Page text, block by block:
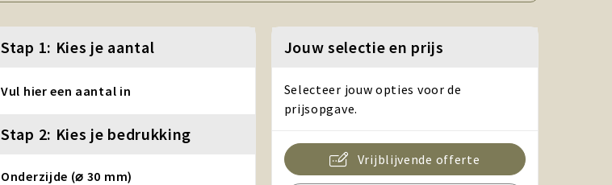
Stap 1: Kies je aantal
Vul hier een aantal in
Stap 2: Kies je bedrukking
Onderzijde (⌀ 30 mm)
Jouw selectie en prijs
Selecteer jouw opties voor de
prijsopgave.
Vrijblijvende offerte